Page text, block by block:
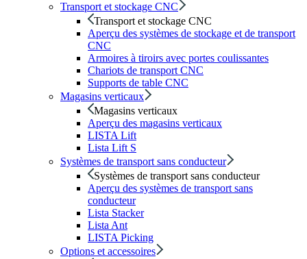
Transport et stockage CNC
Transport et stockage CNC
Aperçu des systèmes de stockage et de transport
CNC
Armoires à tiroirs avec portes coulissantes
Chariots de transport CNC
Supports de table CNC
Magasins verticaux
Magasins verticaux
Aperçu des magasins verticaux
LISTA Lift
Lista Lift S
Systèmes de transport sans conducteur
Systèmes de transport sans conducteur
Aperçu des systèmes de transport sans
conducteur
Lista Stacker
Lista Ant
LISTA Picking
Options et accessoires